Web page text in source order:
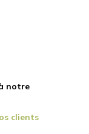
notre
clients